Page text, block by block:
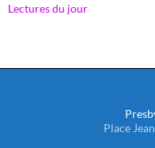
Lectures du jour
Place